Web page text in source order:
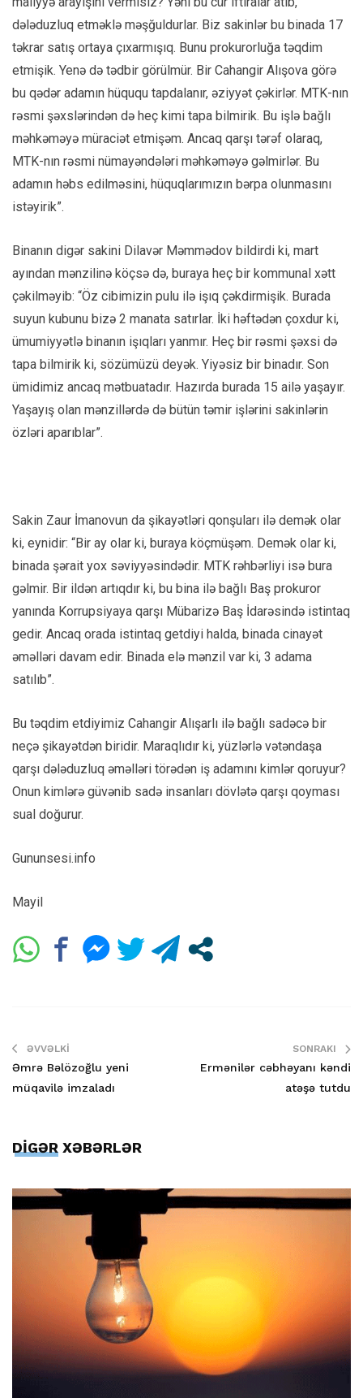
dələduzluq etməklə məşğuldurlar. Biz sakinlər bu binada 17
təkrar satış ortaya çıxarmışıq. Bunu prokurorluğa təqdim
etmişik. Yenə də tədbir görülmür. Bir Cahangir Alışova görə
bu qədər adamın hüququ tapdalanır, əziyyət çəkirlər. MTK-nın
rəsmi şəxslərindən də heç kimi tapa bilmirik. Bu işlə bağlı
məhkəməyə müraciət etmişəm. Ancaq qarşı tərəf olaraq,
MTK-nın rəsmi nümayəndələri məhkəməyə gəlmirlər. Bu
adamın həbs edilməsini, hüquqlarımızın bərpa olunmasını
istəyirik”.
Binanın digər sakini Dilavər Məmmədov bildirdi ki, mart
ayından mənzilinə köçsə də, buraya heç bir kommunal xətt
çəkilməyib: “Öz cibimizin pulu ilə işıq çəkdirmişik. Burada
suyun kubunu bizə 2 manata satırlar. İki həftədən çoxdur ki,
ümumiyyətlə binanın işıqları yanmır. Heç bir rəsmi şəxsi də
tapa bilmirik ki, sözümüzü deyək. Yiyəsiz bir binadır. Son
ümidimiz ancaq mətbuatadır. Hazırda burada 15 ailə yaşayır.
Yaşayış olan mənzillərdə də bütün təmir işlərini sakinlərin
özləri aparıblar”.
Sakin Zaur İmanovun da şikayətləri qonşuları ilə demək olar
ki, eynidir: “Bir ay olar ki, buraya köçmüşəm. Demək olar ki,
binada şərait yox səviyyəsindədir. MTK rəhbərliyi isə bura
gəlmir. Bir ildən artıqdır ki, bu bina ilə bağlı Baş prokuror
yanında Korrupsiyaya qarşı Mübarizə Baş İdarəsində istintaq
gedir. Ancaq orada istintaq getdiyi halda, binada cinayət
əməlləri davam edir. Binada elə mənzil var ki, 3 adama
satılıb”.
Bu təqdim etdiyimiz Cahangir Alışarlı ilə bağlı sadəcə bir
neçə şikayətdən biridir. Maraqlıdır ki, yüzlərlə vətəndaşa
qarşı dələduzluq əməlləri törədən iş adamını kimlər qoruyur?
Onun kimlərə güvənib sadə insanları dövlətə qarşı qoyması
sual doğurur.
Gununsesi.info
Mayil
ƏVVƏLKI
Əmrə Bəlözoğlu yeni
müqavilə imzaladı
SONRAKI
Ermənilər cəbhəyanı kəndi
atəşə tutdu
DİGƏR XƏBƏRLƏR